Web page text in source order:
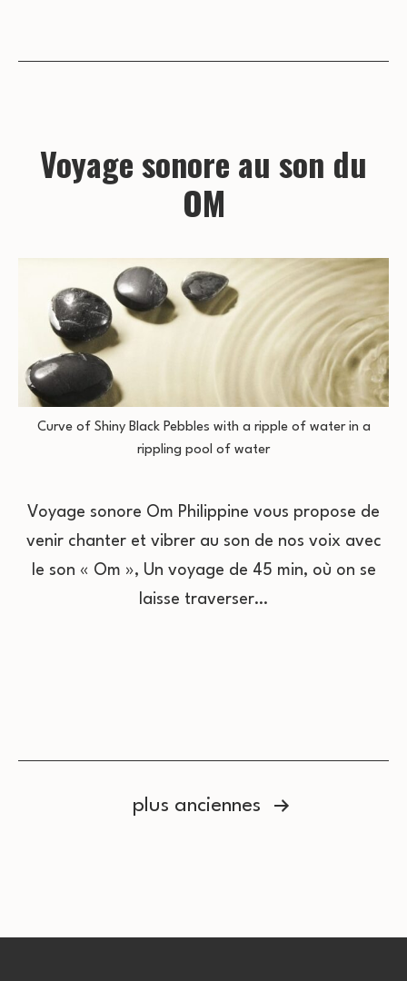
Voyage sonore au son du
OM
Curve of Shiny Black Pebbles with a ripple of water in a
rippling pool of water
Voyage sonore Om Philippine vous propose de
venir chanter et vibrer au son de nos voix avec
le son « Om », Un voyage de 45 min, où on se
laisse traverser…
Paginationplus anciennes